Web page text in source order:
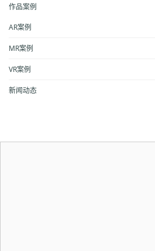
作品案例
AR案例
MR案例
VR案例
新闻动态